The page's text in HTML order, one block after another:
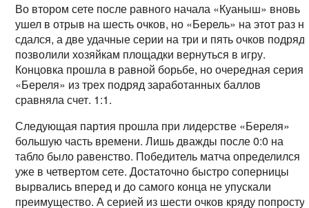
Во втором сете после равного начала «Куаныш» вновь
ушел в отрыв на шесть очков, но «Берель» на этот раз
сдался, а две удачные серии на три и пять очков подряд
позволили хозяйкам площадки вернуться в игру.
Концовка прошла в равной борьбе, но очередная серия
«Береля» из трех подряд заработанных баллов
сравняла счет. 1:1.
Следующая партия прошла при лидерстве «Береля»
большую часть времени. Лишь дважды после 0:0 на
табло было равенство. Победитель матча определился
уже в четвертом сете. Достаточно быстро соперницы
вырвались вперед и до самого конца не упускали
преимущество. А серией из шести очков кряду попросту